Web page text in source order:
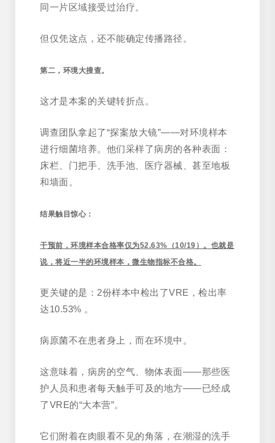
同一片区域接受过治疗。
但仅凭这点，还不能确定传播路径。
第二，环境大搜查。
这才是本案的关键转折点。
调查团队拿起了“探案放大镜”——对环境样本
进行细菌培养。他们采样了病房的各种表面：
床栏、门把手、洗手池、医疗器械、甚至地板
和墙面。
结果触目惊心：
干预前，环境样本合格率仅为52.63%（10/19）。也就是
说，将近一半的环境样本，微生物指标不合格。
更关键的是：2份样本中检出了VRE，检出率
达10.53% 。
病原菌不在患者身上，而在环境中。
这意味着，病房的空气、物体表面——那些医
护人员和患者每天触手可及的地方——已经成
了VRE的“大本营”。
它们附着在肉眼看不见的角落，在潮湿的洗手